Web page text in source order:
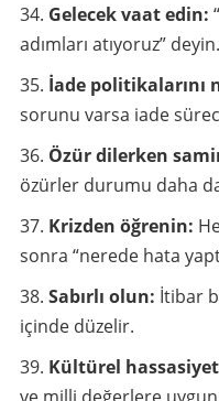
Gelecek vaat edin:
adımları atıyoruz” deyin.
İade politikalarını
sorunu varsa iade
Özür dilerken
özürler durumu daha
Krizden öğrenin:
sonra “nerede hata
Sabırlı olun: İtibar
içinde düzelir.
Kültürel